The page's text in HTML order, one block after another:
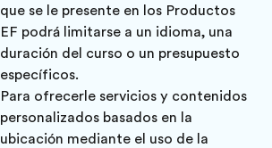
que se le presente en los Productos
EF podrá limitarse a un idioma, una
duración del curso o un presupuesto
específicos.
Para ofrecerle servicios y contenidos
personalizados basados en la
ubicación mediante el uso de la